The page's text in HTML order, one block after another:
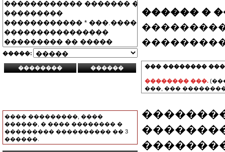
�����:
���� ���������, ����
������, � ���� �������� �
��������� ���������� �� 3
������.
������ �
��� ��������
�������� ���.
���, ���